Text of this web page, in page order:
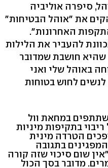
סיפרה אוליביה
שסייע להקים את "אוהל הבטיחות"
האחרונות".
להעביר את הלילות
חושבת שמדובר
באוהל שלי ואני
לחוש בטוחות
במחאת וול
בתקיפות מיניות
הטרדה מינית
בתגובה
שום סיכוי שזה קורה
מדובר בסך הכול